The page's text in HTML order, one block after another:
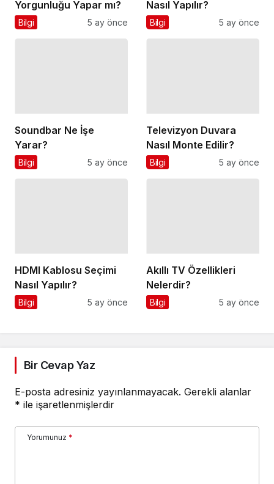
Yorgunluğu Yapar mı?
Bilgi 5 ay önce
Nasıl Yapılır?
Bilgi 5 ay önce
Soundbar Ne İşe
Yarar?
Bilgi 5 ay önce
Televizyon Duvara
Nasıl Monte Edilir?
Bilgi 5 ay önce
HDMI Kablosu Seçimi
Nasıl Yapılır?
Bilgi 5 ay önce
Akıllı TV Özellikleri
Nelerdir?
Bilgi 5 ay önce
Bir Cevap Yaz
E-posta adresiniz yayınlanmayacak. Gerekli alanlar
* ile işaretlenmişlerdir
Yorumunuz *